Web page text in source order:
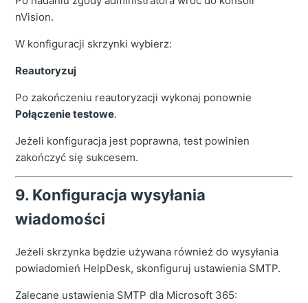
nVision.
W konfiguracji skrzynki wybierz:
Reautoryzuj
Po zakończeniu reautoryzacji wykonaj ponownie
Połączenie testowe.
Jeżeli konfiguracja jest poprawna, test powinien
zakończyć się sukcesem.
9. Konfiguracja wysyłania
wiadomości
Jeżeli skrzynka będzie używana również do wysyłania
powiadomień HelpDesk, skonfiguruj ustawienia SMTP.
Zalecane ustawienia SMTP dla Microsoft 365: